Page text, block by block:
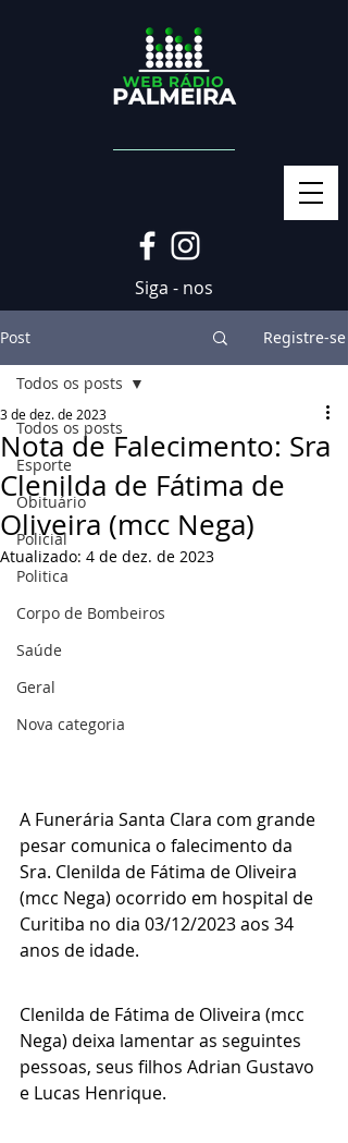
Siga - nos
Post Registre-se
Todos os posts
Esporte
Obituário
Policial
Politica
Corpo de Bombeiros
Saúde
Geral
Nova categoria
Todos os posts
Nota de Falecimento: Sra
Clenilda de Fátima de
Oliveira (mcc Nega)
3 de dez. de 2023
Atualizado: 4 de dez. de 2023
A Funerária Santa Clara com grande
pesar comunica o falecimento da
Sra. Clenilda de Fátima de Oliveira
(mcc Nega) ocorrido em hospital de
Curitiba no dia 03/12/2023 aos 34
anos de idade.
Clenilda de Fátima de Oliveira (mcc
Nega) deixa lamentar as seguintes
pessoas, seus filhos Adrian Gustavo
e Lucas Henrique.